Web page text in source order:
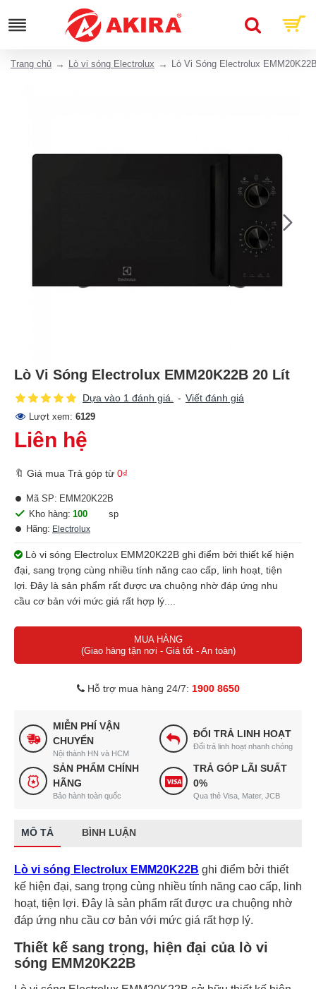
Trang chủ Lò vi sóng Electrolux Lò Vi Sóng Electrolux
Lò Vi Sóng Electrolux EMM20K22B 20 Lít
Dựa vào 1 đánh giá. - Viết đánh giá
Lượt xem: 6129
Liên hệ
🔖 Giá mua Trả góp từ 0₫
Kho hàng: 100
sp
Hãng: Electrolux
Mã SP: EMM20K22B
Lò vi sóng Electrolux EMM20K22B ghi điểm bởi thiết kế hiện
đại, sang trọng cùng nhiều tính năng cao cấp, linh hoạt, tiện
lợi. Đây là sản phẩm rất được ưa chuộng nhờ đáp ứng nhu
cầu cơ bản với mức giá rất hợp lý....
MUA HÀNG
(Giao hàng tận nơi - Giá tốt - An toàn)
Hỗ trợ mua hàng 24/7: 1900 8650
MIỄN PHÍ VẬN
CHUYỂN
Nội thành HN và HCM
ĐỔI TRẢ LINH HOẠT
Đổi trả linh hoạt nhanh chóng
SẢN PHẨM CHÍNH
HÃNG
Bảo hành toàn quốc
TRẢ GÓP LÃI SUẤT
0%
Qua thẻ Visa, Mater, JCB
MÔ TẢ BÌNH LUẬN
Lò vi sóng Electrolux EMM20K22B ghi điểm bởi thiết
kế hiện đại, sang trọng cùng nhiều tính năng cao cấp, linh
hoạt, tiện lợi. Đây là sản phẩm rất được ưa chuộng nhờ
đáp ứng nhu cầu cơ bản với mức giá rất hợp lý.
Thiết kế sang trọng, hiện đại của lò vi
sóng EMM20K22B